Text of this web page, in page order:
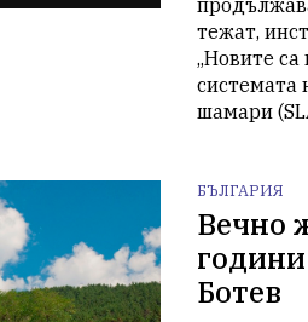
тежат,
„Новите са
системата
шамари
БЪЛГАРИЯ
Вечно
Ботев